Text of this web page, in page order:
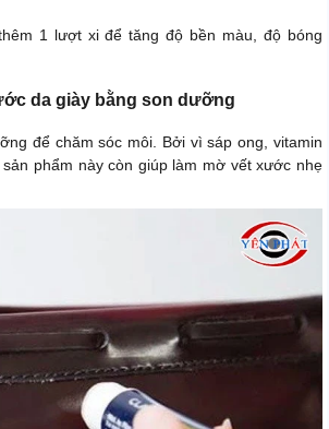
1 lượt xi để tăng độ bền màu, độ bóng
da giày bằng son dưỡng
để chăm sóc môi. Bởi vì sáp ong, vitamin
phẩm này còn giúp làm mờ vết xước nhẹ